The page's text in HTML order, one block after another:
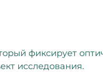
фиксирует
исследования.